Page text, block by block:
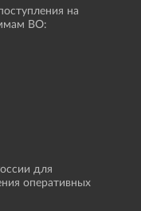
на
ВО:
для
оперативных